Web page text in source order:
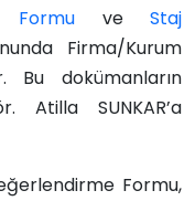
veStaj
Firma/Kurum
Bu dokümanların
SUNKAR’a
Formu,